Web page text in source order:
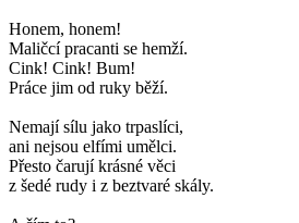
Honem, honem!
Maličcí pracanti se hemží.
Cink! Cink! Bum!
Práce jim od ruky běží.
Nemají sílu jako trpaslíci,
ani nejsou elfími umělci.
Přesto čarují krásné věci
z šedé rudy i z beztvaré skály.